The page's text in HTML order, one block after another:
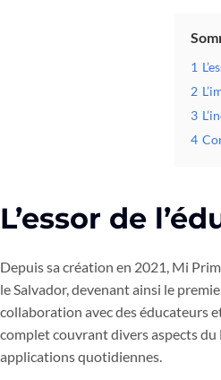
1
2
3
4
L’essor de
Depuis sa création en 2021, Mi
le Salvador, devenant ainsi le
collaboration avec des éducateurs
complet couvrant divers aspects
applications quotidiennes.